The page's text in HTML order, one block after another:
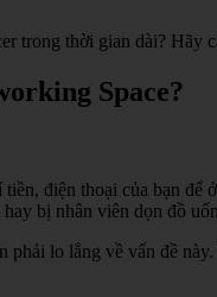
trong thời gian dài?
Space?
điện thoại của bạn
bị nhân viên dọn đồ
lo lắng về vấn đề